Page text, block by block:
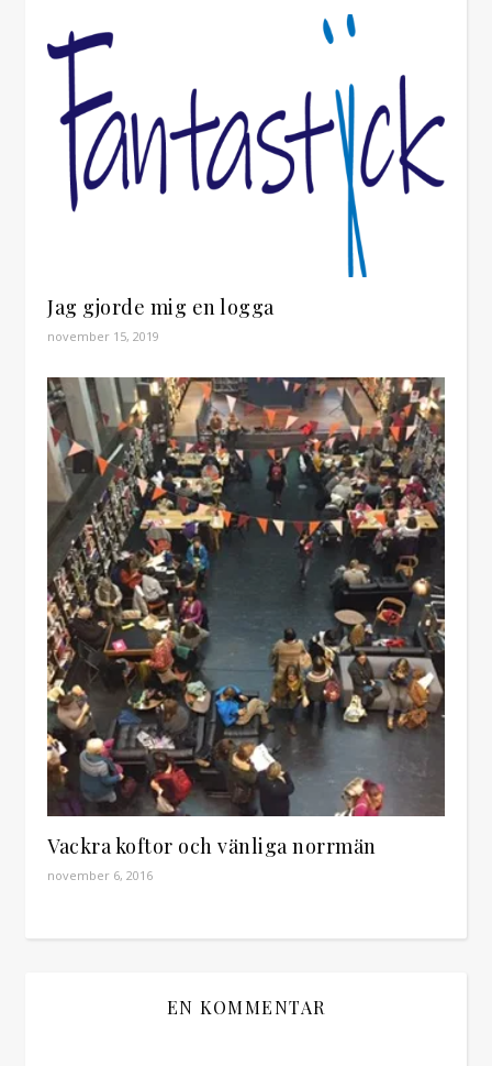
Jag gjorde mig en logga
november 15, 2019
Vackra koftor och vänliga norrmän
november 6, 2016
EN KOMMENTAR